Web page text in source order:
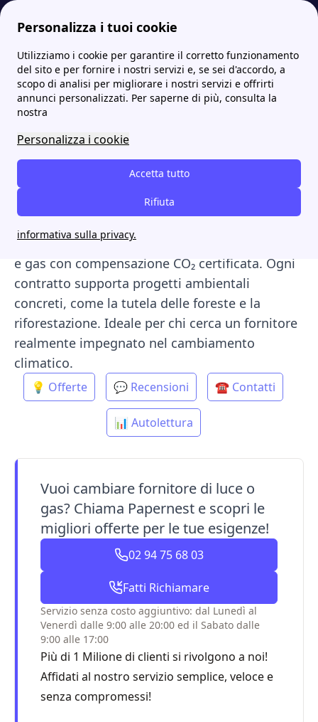
Personalizza i tuoi cookie
Utilizziamo i cookie per garantire il corretto funzionamento
del sito e per fornire i nostri servizi e, se sei d'accordo, a
scopo di analisi per migliorare i nostri servizi e offrirti
annunci personalizzati. Per saperne di più, consulta la
nostra
Personalizza i cookie
Accetta tutto
Rifiuta
informativa sulla privacy.
Papernest.it MoreFornitori LifeGate Energy: offerte, numero verde e area clienti
LifeGate Energy: offerte,
numero verde e area
clienti
LifeGate Energy
dall’esperienza di LifeGate, realtà milanese
sostenibilità. Fornisce energia 100% rinnovabile
e gas con compensazione CO₂ certificata. Ogni
contratto supporta progetti ambientali
concreti, come la tutela delle foreste e la
riforestazione. Ideale per chi cerca un fornitore
realmente impegnato nel cambiamento
climatico.
💡 Offerte 💬 Recensioni ☎️ Contatti
📊 Autolettura
Vuoi cambiare fornitore di luce o
gas? Chiama Papernest e scopri le
migliori offerte per le tue esigenze!
02 94 75 68 03
Fatti Richiamare
Servizio senza costo aggiuntivo: dal Lunedì al
Venerdì dalle 9:00 alle 20:00 ed il Sabato dalle
9:00 alle 17:00
Più di 1 Milione di clienti si rivolgono a noi!
Affidati al nostro servizio semplice, veloce e
senza compromessi!